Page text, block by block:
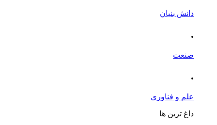
دانش بنیان
.
صنعت
.
علم و فناوری
داغ ترین ها